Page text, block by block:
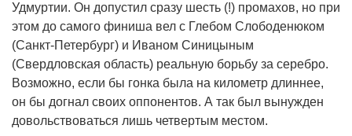
Удмуртии. Он допустил сразу шесть (!) промахов, но при
этом до самого финиша вел с Глебом Слободенюком
(Санкт-Петербург) и Иваном Синицыным
(Свердловская область) реальную борьбу за серебро.
Возможно, если бы гонка была на километр длиннее,
он бы догнал своих оппонентов. А так был вынужден
довольствоваться лишь четвертым местом.